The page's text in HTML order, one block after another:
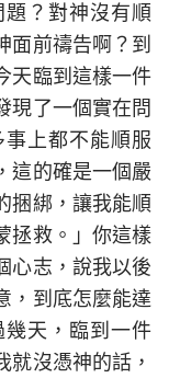
？對神沒有順
面前禱告啊？到
天臨到這樣一件
現了一個實在問
上都不能順服
這的確是一個嚴
捆綁，讓我能順
拯救。」你這樣
心志，說我以後
，到底怎麼能達
天，臨到一件
就沒憑神的話，